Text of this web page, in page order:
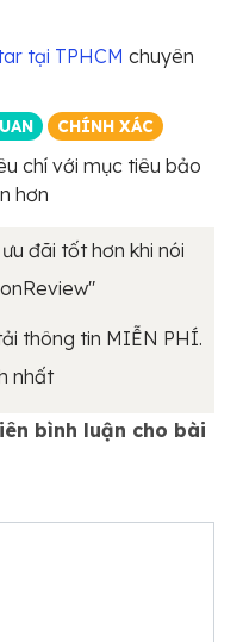
tại TPHCM chuyên
CHÍNH XÁC
chí với mục tiêu bảo
hơn
đãi tốt hơn khi nói
thông tin MIỄN PHÍ.
nhất
bình luận cho bài